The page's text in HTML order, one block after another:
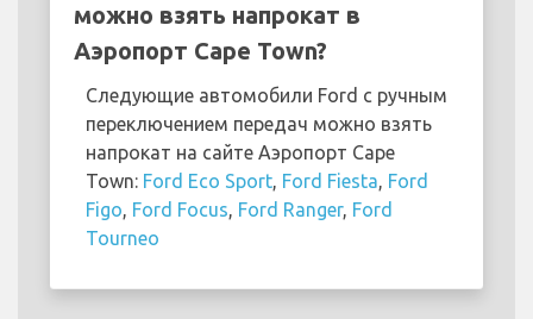
можно взять напрокат в
Аэропорт Cape Town?
Следующие автомобили Ford с ручным
переключением передач можно взять
напрокат на сайте Аэропорт Cape
Town: Ford Eco Sport, Ford Fiesta, Ford
Figo, Ford Focus, Ford Ranger, Ford
Tourneo